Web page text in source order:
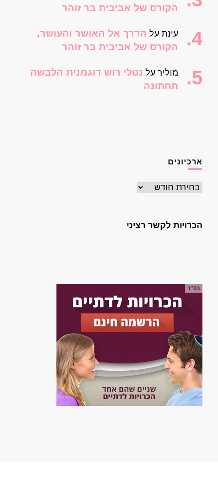
הקורס של אביבית בר זוהר
עינת על הדרך אל האושר והעושר,
הקורס של אביבית בר זוהר
מוליר על נטלי רוש דוגמנית הלבשה
תחתונה
ארכיונים
ארכיונים
הכרויות לקשר רציני